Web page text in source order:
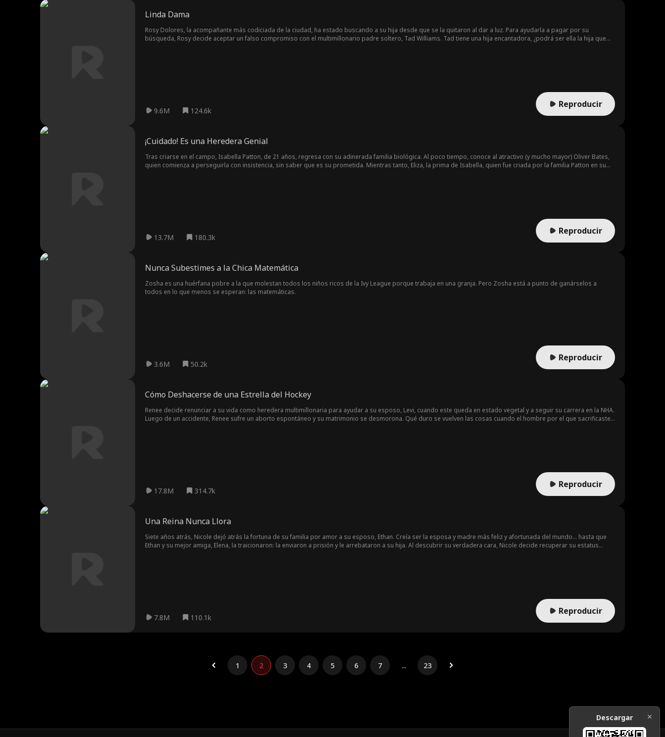
Linda Dama
Rosy Dolores, la acompañante más codiciada de la ciudad, ha estado buscando a su hija desde que se la quitaron al dar a luz. Para ayudarla a pagar por su
búsqueda, Rosy decide aceptar un falso compromiso con el multimillonario padre soltero, Tad Williams. Tad tiene una hija encantadora, ¿podrá ser ella la hija que
9.6M 124.6k
Reproducir
¡Cuidado! Es una Heredera Genial
Tras criarse en el campo, Isabella Patton, de 21 años, regresa con su adinerada familia biológica. Al poco tiempo, conoce al atractivo (y mucho mayor) Oliver Bates,
quien comienza a perseguirla con insistencia, sin saber que es su prometida. Mientras tanto, Eliza, la prima de Isabella, quien fue criada por la familia Patton en su
13.7M 180.3k
Reproducir
Nunca Subestimes a la Chica Matemática
Zosha es una huérfana pobre a la que molestan todos los niños ricos de la Ivy League porque trabaja en una granja. Pero Zosha está a punto de ganárselos a
todos en lo que menos se esperan: las matemáticas.
3.6M 50.2k
Reproducir
Cómo Deshacerse de una Estrella del Hockey
Renee decide renunciar a su vida como heredera multimillonaria para ayudar a su esposo, Levi, cuando este queda en estado vegetal y a seguir su carrera en la NHA.
Luego de un accidente, Renee sufre un aborto espontáneo y su matrimonio se desmorona. Qué duro se vuelven las cosas cuando el hombre por el que sacrificaste
17.8M 314.7k
Reproducir
Una Reina Nunca Llora
Siete años atrás, Nicole dejó atrás la fortuna de su familia por amor a su esposo, Ethan. Creía ser la esposa y madre más feliz y afortunada del mundo... hasta que
Ethan y su mejor amiga, Elena, la traicionaron: la enviaron a prisión y le arrebataron a su hija. Al descubrir su verdadera cara, Nicole decide recuperar su estatus
7.8M 110.1k
Reproducir
1 2 3 4 5 6 7 ... 23
Descargar